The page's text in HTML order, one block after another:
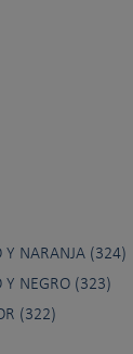
Y NARANJA (324)
Y NEGRO (323)
(322)